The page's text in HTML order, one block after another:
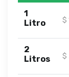
1
Litro
$
2
Litros
$